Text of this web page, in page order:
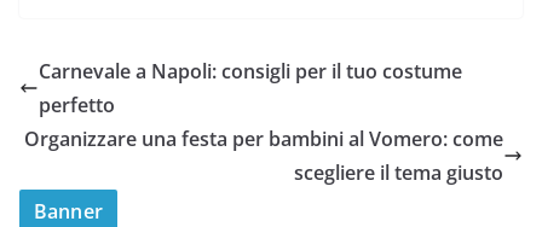
Carnevale a Napoli: consigli per il tuo costume
perfetto
Organizzare una festa per bambini al Vomero: come
scegliere il tema giusto
Banner